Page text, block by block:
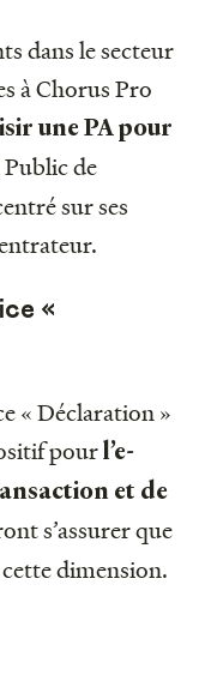
dans le secteur
à Chorus Pro
une PA pour
de
sur ses
«
« Déclaration »
pourl’e-
et de
s’assurer que
dimension.